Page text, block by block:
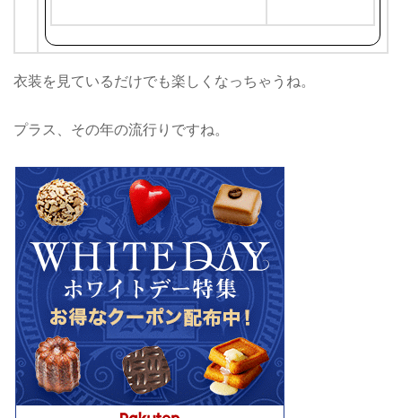
購
衣装を見ているだけでも楽しくなっちゃうね。
プラス、その年の流行りですね。